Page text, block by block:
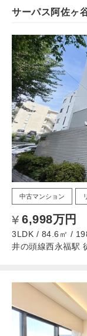
サーパス阿佐ヶ
中古マンション
6,998万円
3LDK / 84.6㎡ /
井の頭線西永福駅